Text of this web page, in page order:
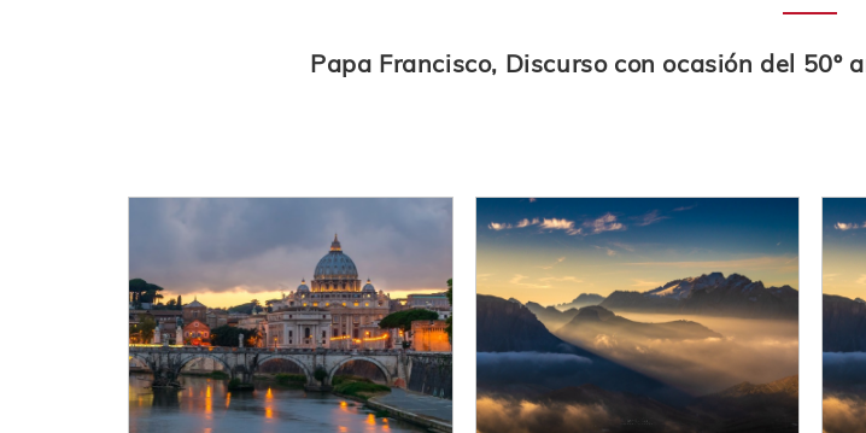
Papa Francisco, Discurso con ocasión del 50º